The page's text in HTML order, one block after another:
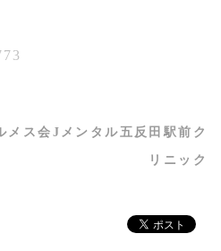
メス会Jメンタル五反田駅前ク
リニック